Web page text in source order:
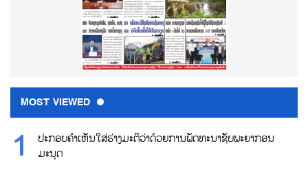
MOST VIEWED
ປະກອບຄຳເຫັນໃສ່ຮ່າງມະຕິວ່າດ້ວຍການພັດທະນາຊັບພະຍາກອນ
ມະນຸດ